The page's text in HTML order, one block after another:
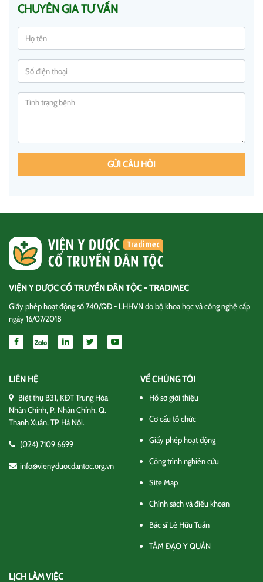
CHUYÊN GIA TƯ VẤN
GỬI CÂU HỎI
VIỆN Y DƯỢC CỔ TRUYỀN DÂN TỘC - TRADIMEC
Giấy phép hoạt động số 740/QĐ - LHHVN do bộ khoa học và công nghệ cấp
ngày 16/07/2018
LIÊN HỆ
Biệt thự B31, KĐT Trung Hòa
Nhân Chính, P. Nhân Chính, Q.
Thanh Xuân, TP Hà Nội.
(024) 7109 6699
info@vienyduocdantoc.org.vn
VỀ CHÚNG TÔI
Hồ sơ giới thiệu
Cơ cấu tổ chức
Giấy phép hoạt động
Công trình nghiên cứu
Site Map
Chính sách và điều khoản
Bác sĩ Lê Hữu Tuấn
TÂM ĐẠO Y QUÁN
LỊCH LÀM VIỆC